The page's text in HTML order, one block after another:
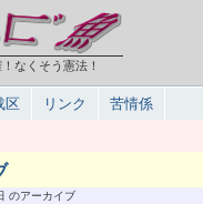
なくそう憲法！
区 リンク 苦情係
のアーカイブ